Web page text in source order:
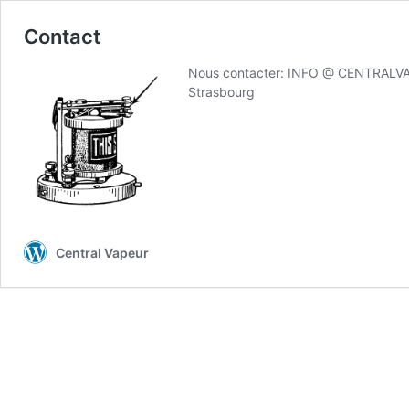
Contact
Nous contacter: INFO @
Strasbourg
Central Vapeur